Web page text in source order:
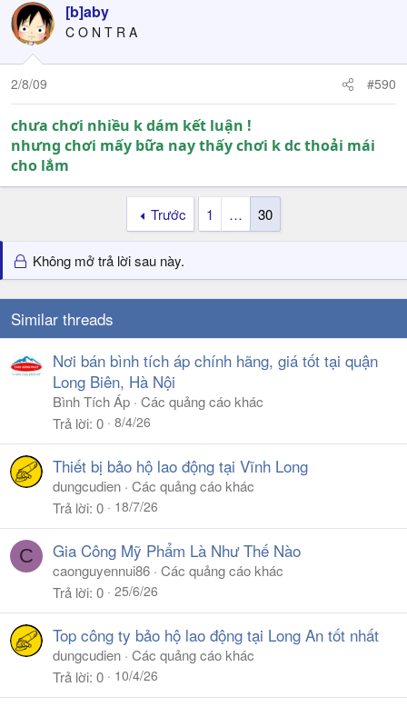
[b]aby
C O N T R A
2/8/09 #590
chưa chơi nhiều k dám kết luận !
nhưng chơi mấy bữa nay thấy chơi k dc thoải mái
cho lắm
Trước 1 … 30
Không mở trả lời sau này.
Similar threads
Nơi bán bình tích áp chính hãng, giá tốt tại quận
Long Biên, Hà Nội
Bình Tích Áp Các quảng cáo khác
Trả lời 0 8/4/26
Thiết bị bảo hộ lao động tại Vĩnh Long
dungcudien Các quảng cáo khác
Trả lời 0 18/7/26
C Gia Công Mỹ Phẩm Là Như Thế Nào
caonguyennui86 Các quảng cáo khác
Trả lời 0 25/6/26
Top công ty bảo hộ lao động tại Long An tốt nhất
dungcudien Các quảng cáo khác
Trả lời 0 10/4/26